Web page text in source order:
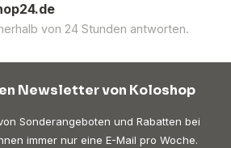
von 24 Stunden antworten.
Newsletter von Koloshop
Sonderangeboten und Rabatten bei
immer nur eine E-Mail pro Woche.